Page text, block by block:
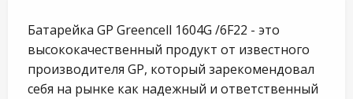
Батарейка GP Greencell 1604G /6F22 - это
высококачественный продукт от известного
производителя GP, который зарекомендовал
себя на рынке как надежный и ответственный